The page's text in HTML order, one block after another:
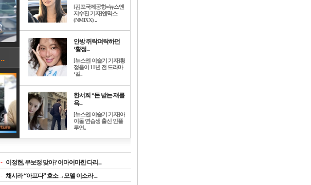
[김포국제공항=뉴스엔
지수진 기자]엔믹스
(NMIXX) ..
안방 쥐락펴락하던
‘황정...
[뉴스엔 이슬기 기자]황
정음이 11년 전 드라마
‘킬..
한서희 “돈 받는 쟤를
욕...
[뉴스엔 이슬기 기자]아
이돌 연습생 출신 인플
루언..
- 이정현, 무보정 맞아? 어마어마한 다리...
- 채시라 “아프다” 호소→모델 이소라 ...